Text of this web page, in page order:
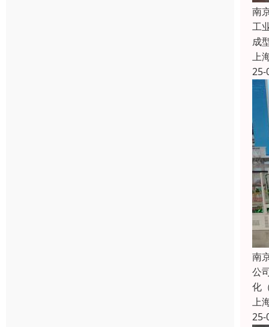
南
工
成
上
25-
南
公
化
上
25-